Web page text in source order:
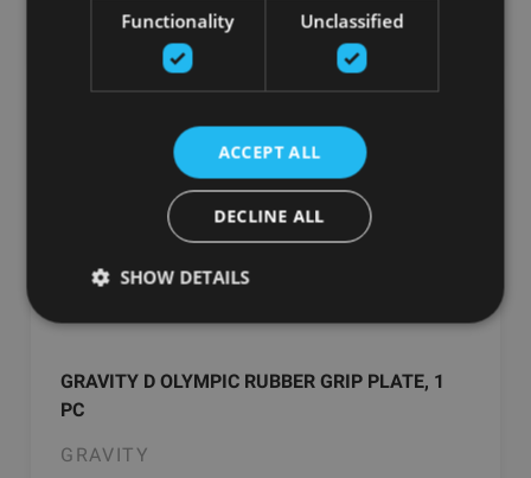
добавить в корзину
GRAVITY D OLYMPIC RUBBER GRIP PLATE, 1
PC
GRAVITY
Functionality Unclassified
ACCEPT ALL
DECLINE ALL
SHOW DETAILS